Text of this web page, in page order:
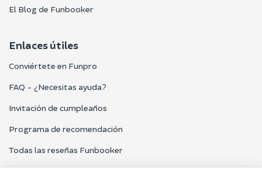
El Blog de Funbooker
Enlaces útiles
Conviértete en Funpro
FAQ - ¿Necesitas ayuda?
Invitación de cumpleaños
Programa de recomendación
Todas las reseñas Funbooker